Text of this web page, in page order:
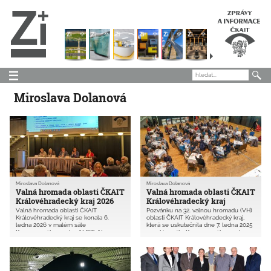
Miroslava Dolanová
Valná hromada oblasti ČKAIT
Královéhradecký kraj 2026
Miroslava Dolanová
Valná hromada oblasti ČKAIT
Královéhradecký kraj se konala 6.
ledna 2026 v malém sále
Kongresového centra ALDIS. Na
2 030 členů. Zúčastnilo se jí
92 autorizovaných osob (4,5 % všech
členů oblasti) a 17 hostů.
Valná hromada oblasti ČKAIT
Královéhradecký kraj
Miroslava Dolanová
Pozvánku na 32. valnou hromadu (VH)
oblasti ČKAIT Královéhradecký kraj,
která se uskutečnila dne 7. ledna 2025
v malém sále Kongresového centra
celkem 2 054 řádných členů.
Zúčastnilo se celkem 105 řádných
členů ČKAIT, což představuje 5,1 %
členů oblasti.